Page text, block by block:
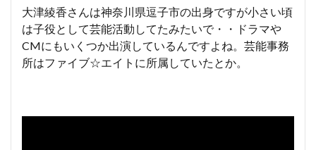
大津綾香さんは神奈川県逗子市の出身ですが小さい頃
は子役として芸能活動してたみたいで・・ドラマや
CMにもいくつか出演しているんですよね。芸能事務
所はファイブ☆エイトに所属していたとか。